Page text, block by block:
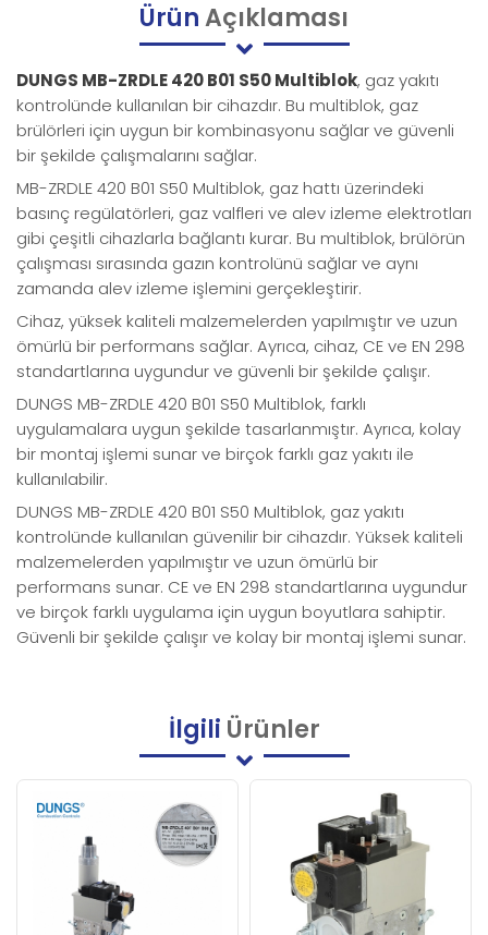
ÜrünAçıklaması
DUNGS MB-ZRDLE 420 B01 S50 Multiblok, gaz yakıtı
kontrolünde kullanılan bir cihazdır. Bu multiblok, gaz
brülörleri için uygun bir kombinasyonu sağlar ve güvenli
bir şekilde çalışmalarını sağlar.
MB-ZRDLE 420 B01 S50 Multiblok, gaz hattı üzerindeki
basınç regülatörleri, gaz valfleri ve alev izleme elektrotları
gibi çeşitli cihazlarla bağlantı kurar. Bu multiblok, brülörün
çalışması sırasında gazın kontrolünü sağlar ve aynı
zamanda alev izleme işlemini gerçekleştirir.
Cihaz, yüksek kaliteli malzemelerden yapılmıştır ve uzun
ömürlü bir performans sağlar. Ayrıca, cihaz, CE ve EN 298
standartlarına uygundur ve güvenli bir şekilde çalışır.
DUNGS MB-ZRDLE 420 B01 S50 Multiblok, farklı
uygulamalara uygun şekilde tasarlanmıştır. Ayrıca, kolay
bir montaj işlemi sunar ve birçok farklı gaz yakıtı ile
kullanılabilir.
DUNGS MB-ZRDLE 420 B01 S50 Multiblok, gaz yakıtı
kontrolünde kullanılan güvenilir bir cihazdır. Yüksek kaliteli
malzemelerden yapılmıştır ve uzun ömürlü bir
performans sunar. CE ve EN 298 standartlarına uygundur
ve birçok farklı uygulama için uygun boyutlara sahiptir.
Güvenli bir şekilde çalışır ve kolay bir montaj işlemi sunar.
İlgili Ürünler